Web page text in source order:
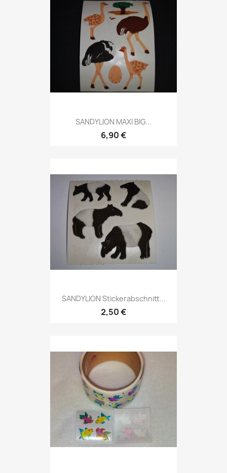
SANDYLION MAXI BIG...
6,90 €
SANDYLION Stickerabschnitt...
2,50 €